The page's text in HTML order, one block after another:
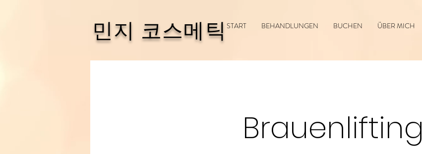
START BEHANDLUNGEN BUCHEN ÜBER MICH
민지 코스메틱
Brauenlifting